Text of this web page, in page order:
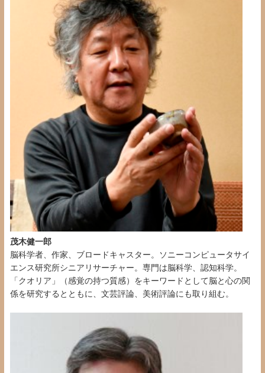
茂木健一郎
脳科学者、作家、ブロードキャスター。ソニーコンピュータサイ
エンス研究所シニアリサーチャー。 専門は脳科学、認知科学。
「クオリア」（感覚の持つ質感）をキーワードとして脳と心の関
係を研究するとともに、文芸評論、美術評論にも取り組む。